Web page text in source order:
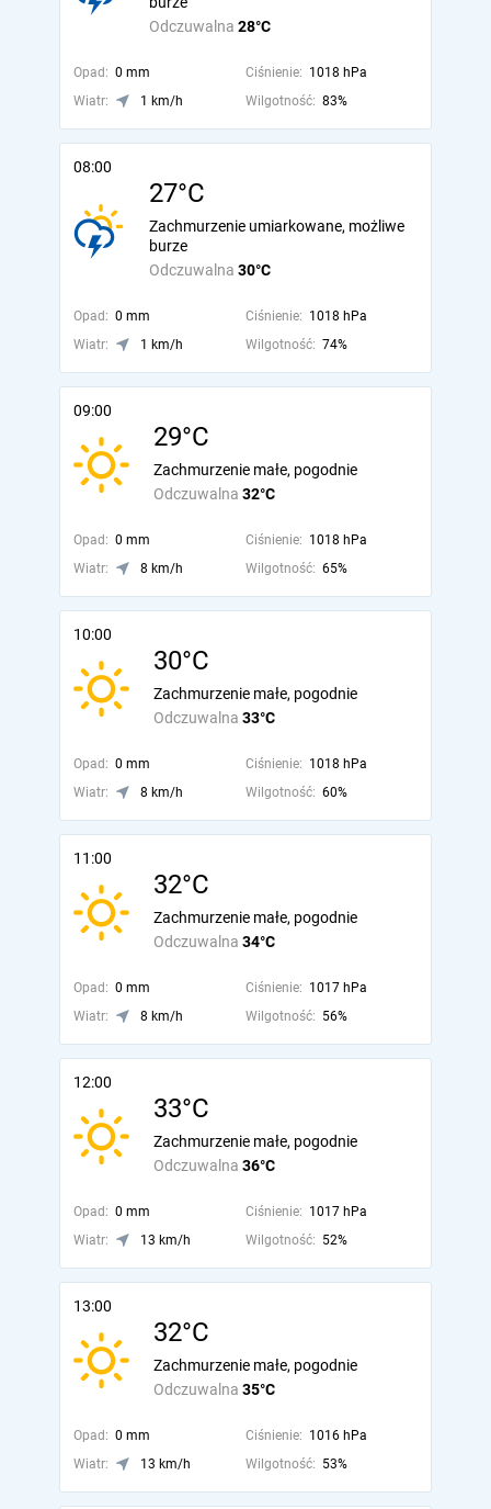
Odczuwalna 28°C
Opad: 0 mm Ciśnienie: 1018 hPa
Wiatr:
1 km/h Wilgotność: 83%
08:00
27°C
Odczuwalna 30°C
Zachmurzenie umiarkowane, możliwe
burze
Opad: 0 mm Ciśnienie: 1018 hPa
Wiatr:
1 km/h Wilgotność: 74%
09:00
29°C
Odczuwalna 32°C
Zachmurzenie małe, pogodnie
Opad: 0 mm Ciśnienie: 1018 hPa
Wiatr:
8 km/h Wilgotność: 65%
10:00
30°C
Odczuwalna 33°C
Zachmurzenie małe, pogodnie
Opad: 0 mm Ciśnienie: 1018 hPa
Wiatr:
8 km/h Wilgotność: 60%
11:00
32°C
Odczuwalna 34°C
Zachmurzenie małe, pogodnie
Opad: 0 mm Ciśnienie: 1017 hPa
Wiatr:
8 km/h Wilgotność: 56%
12:00
33°C
Odczuwalna 36°C
Zachmurzenie małe, pogodnie
Opad: 0 mm Ciśnienie: 1017 hPa
Wiatr:
13 km/h Wilgotność: 52%
13:00
32°C
Odczuwalna 35°C
Zachmurzenie małe, pogodnie
Opad: 0 mm Ciśnienie: 1016 hPa
Wiatr:
13 km/h Wilgotność: 53%